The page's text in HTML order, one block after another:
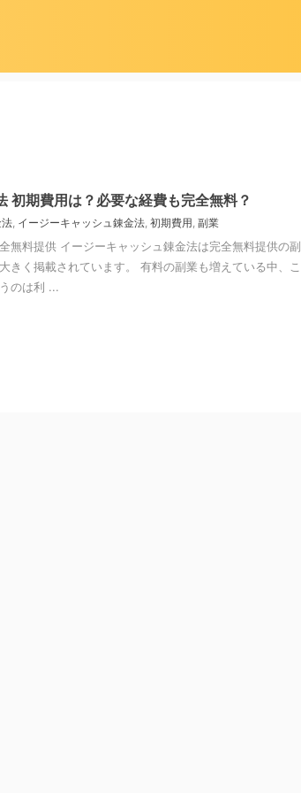
初期費用は？必要な経費も完全無料？
, イージーキャッシュ錬金法, 初期費用, 副業
無料提供 イージーキャッシュ錬金法は完全無料提供の副
きく掲載されています。 有料の副業も増えている中、こ
のは利 ...